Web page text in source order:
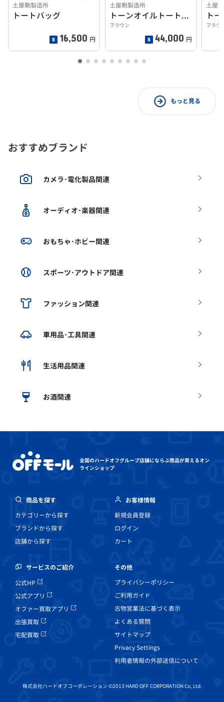
土屋鞄製造所
トートバッグ
16,500 円
土屋鞄製造所
トーンオイルトートバッグ
ブラウン
44,000 円
土屋
ト
ブラウ
もっと見る
おすすめブランド
カメラ･電化製品関連
オーディオ･楽器関連
おもちゃ･ホビー関連
スポーツ･アウトドア関連
ファッション関連
車用品･工具関連
生活用品関連
お酒関連
全国のハードオフグループ店舗にならぶ商品が買えるオン
ラインショップ
商品を探す
カテゴリーから探す
ブランドから探す
店舗から探す
お客様情報
新規会員登録
ログイン
カート
サービスのご紹介
公式HP
公式アプリ
オファー買取アプリ
出張買取
宅配買取
その他
プライバシーポリシー
ご利用ガイド
古物営業法に基づく表示
よくある質問
サイトマップ
Privacy Settings
利用者情報の外部送信について
株式会社ハードオフコーポレーション ©2013 HARD OFF CORPORATION Co, Ltd.